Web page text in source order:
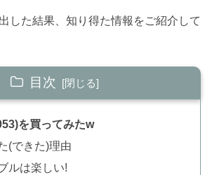
した結果、知り得た情報をご紹介して
目次
を買ってみたw
(できた)理由
ルは楽しい!